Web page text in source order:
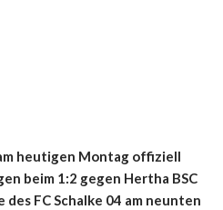
heutigen Montag offiziell
beim 1:2 gegen Hertha BSC
FC Schalke 04 am neunten